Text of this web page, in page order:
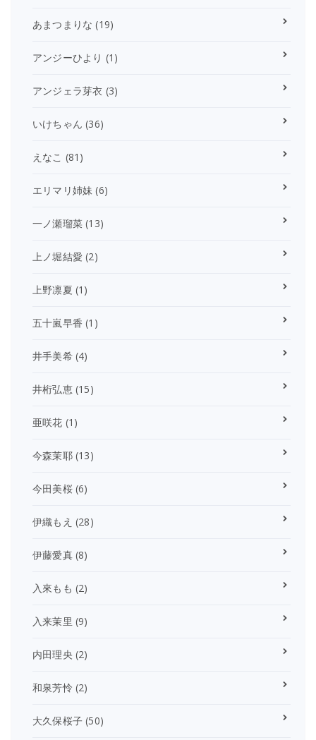
あまつまりな (19)
アンジーひより (1)
アンジェラ芽衣 (3)
いけちゃん (36)
えなこ (81)
エリマリ姉妹 (6)
一ノ瀬瑠菜 (13)
上ノ堀結愛 (2)
上野凛夏 (1)
五十嵐早香 (1)
井手美希(4)
井桁弘恵(15)
亜咲花 (1)
今森茉耶(13)
今田美桜(6)
伊織もえ (28)
伊藤愛真(8)
入來もも (2)
入来茉里 (9)
内田理央 (2)
和泉芳怜 (2)
大久保桜子 (50)